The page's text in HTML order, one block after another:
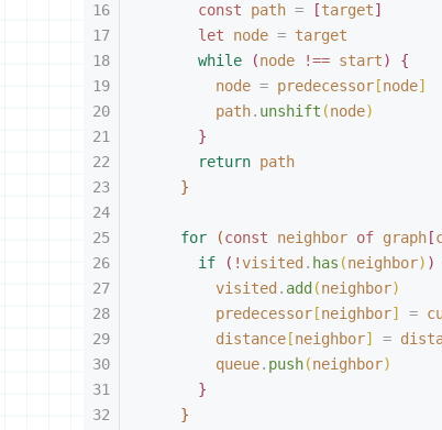
const path = [target]
let node = target
while
(node !== start)
{
node = predecessor [node]
path. unshift (node)
}
return path
}
for (const neighbor of graph [
if
( !visited . has (neighbor) )
visited . add (neighbor)
predecessor [neighbor] =
distance [neighbor] =
queue. push(neighbor)
}
}